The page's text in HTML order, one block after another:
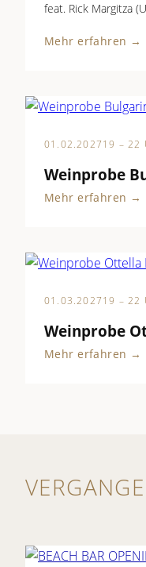
feat. Rick Margitza
Mehr erfahren →
01.02.202719 – 22
Weinprobe
Mehr erfahren →
01.03.202719 – 22
Weinprobe
Mehr erfahren →